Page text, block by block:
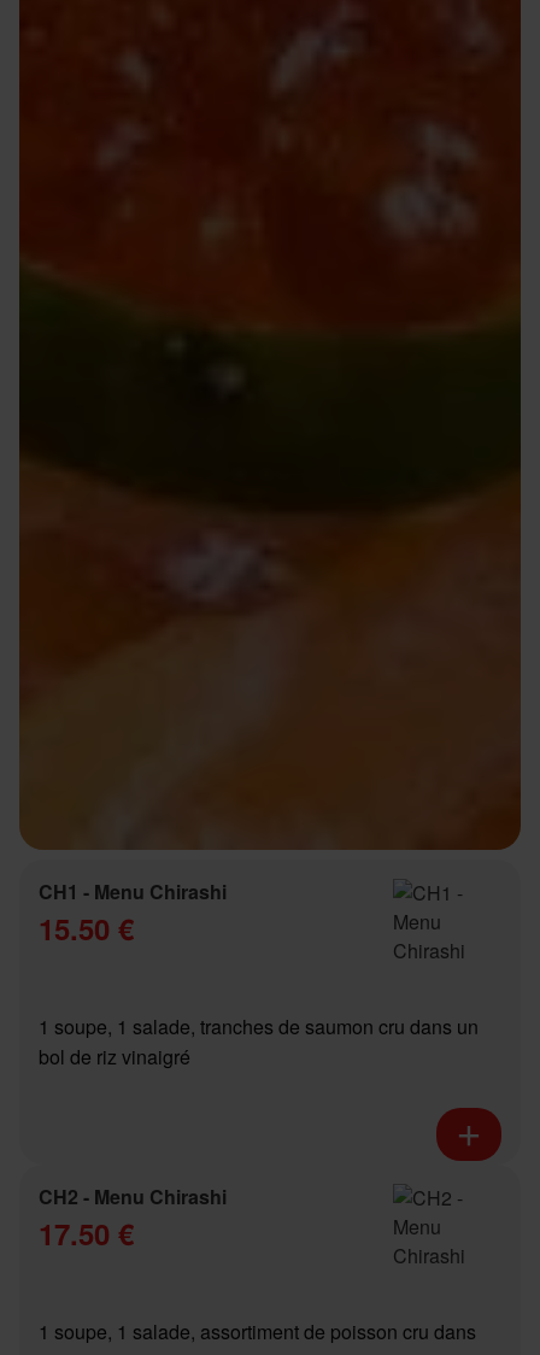
CH1 - Menu Chirashi
15.50 €
1 soupe, 1 salade, tranches de saumon cru dans un
bol de riz vinaigré
CH2 - Menu Chirashi
17.50 €
1 soupe, 1 salade, assortiment de poisson cru dans